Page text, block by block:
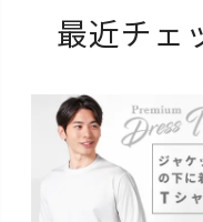
最近チェ